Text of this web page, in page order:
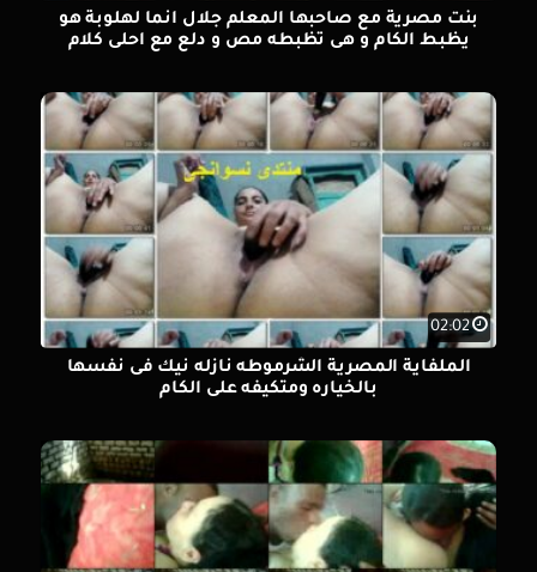
بنت مصرية مع صاحبها المعلم جلال انما لهلوبة هو
يظبط الكام و هى تظبطه مص و دلع مع احلى كلام
02:02
الملفاية المصرية الشرموطه نازله نيك فى نفسها
بالخياره ومتكيفه على الكام